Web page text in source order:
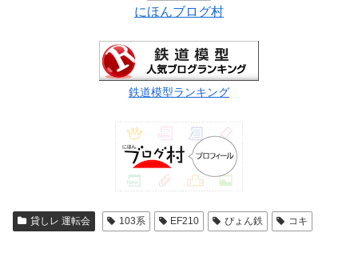
にほんブログ村
鉄道模型ランキング
貸しレ 運転会 103系 EF210 ぴょん鉄 コキ